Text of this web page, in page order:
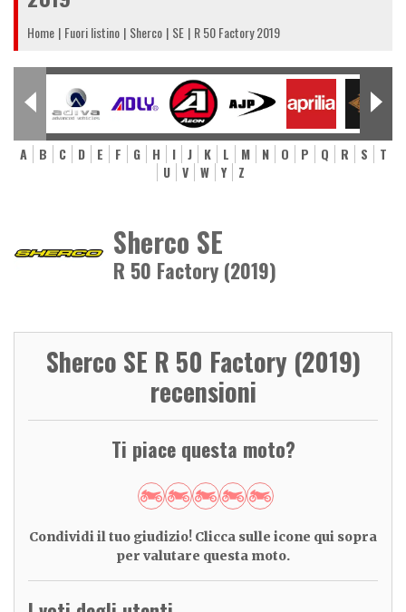
Home Fuori listino Sherco SE R 50 Factory 2019
A B C D E F G H I J K L M N O P Q R S
T
U
V W Y Z
Sherco SE
R 50 Factory (2019)
Sherco SE R 50 Factory (2019)
recensioni
Ti piace questa moto?
Condividi il tuo giudizio! Clicca sulle icone qui sopra
per valutare questa moto.